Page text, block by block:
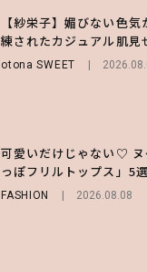
【紗栄子】媚びない色
練されたカジュアル肌見
otona SWEET
可愛いだけじゃない♡ ヌ
っぽフリルトップス」5
FASHION 2026.08.08
【SNIDEL】長濱ねると
ッドな秋はじめ｜2026秋
FASHION Sponsored
【ALD1】グループの魅
問一答をお届け！【
ENTERTAINMENT
【ハローキティ】がス
第1弾の気になるメニュ
チェック！
2026.07.31
月直伝♡ ドライシャンプ
を使ったプロ級スタイリ
Sponsored